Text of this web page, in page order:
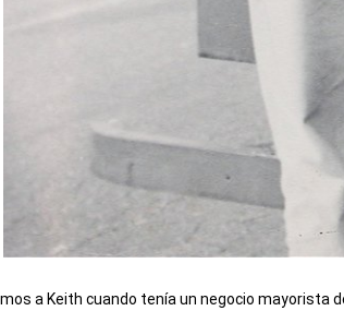
a Keith cuando tenía un negocio mayorista